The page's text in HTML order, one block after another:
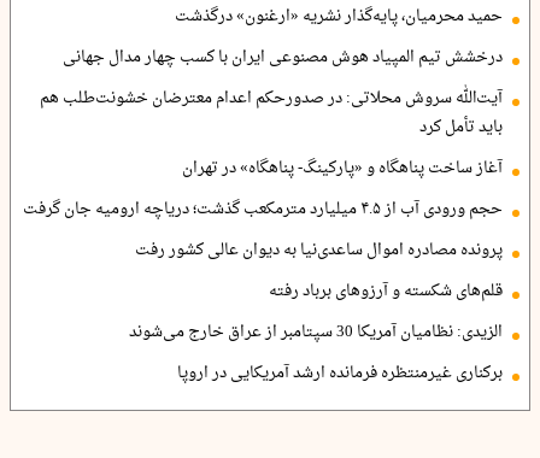
حمید محرمیان، پایه‌گذار نشریه «ارغنون» درگذشت
درخشش تیم المپیاد هوش مصنوعی ایران با کسب چهار مدال جهانی
آیت‌الله سروش محلاتی: در صدورحکم اعدام معترضان خشونت‌طلب هم
باید تأمل کرد
آغاز ساخت پناهگاه و «پارکینگ- پناهگاه» در تهران
حجم ورودی آب از ۴.۵ میلیارد مترمکعب گذشت؛ دریاچه ارومیه جان گرفت
پرونده مصادره اموال ساعدی‌نیا به دیوان عالی کشور رفت
قلم‌های شکسته و آرزوهای برباد رفته
الزیدی: نظامیان آمریکا 30 سپتامبر از عراق خارج می‌شوند
برکناری غیرمنتظره فرمانده ارشد آمریکایی در اروپا